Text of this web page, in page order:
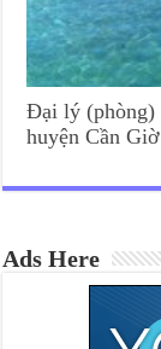
Đại lý (phòng)
huyện Cần Giờ
Ads Here